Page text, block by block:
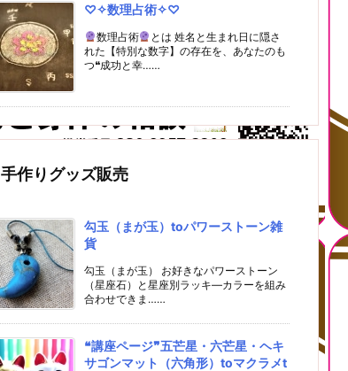
♡✧数理占術✧♡
数理占術
とは 姓名と生まれ日に隠さ
れた【特別な数字】の存在を、あなたのも
つ❝成功と幸……
手作りグッズ販売
勾玉（まが玉）toパワーストーン雑
貨
勾玉（まが玉） お好きなパワーストーン
（星座石）と星座別ラッキ―カラーを組み
合わせできま……
❝講座ページ❞五芒星・六芒星・ヘキ
サゴンマット（六角形）toマクラメt